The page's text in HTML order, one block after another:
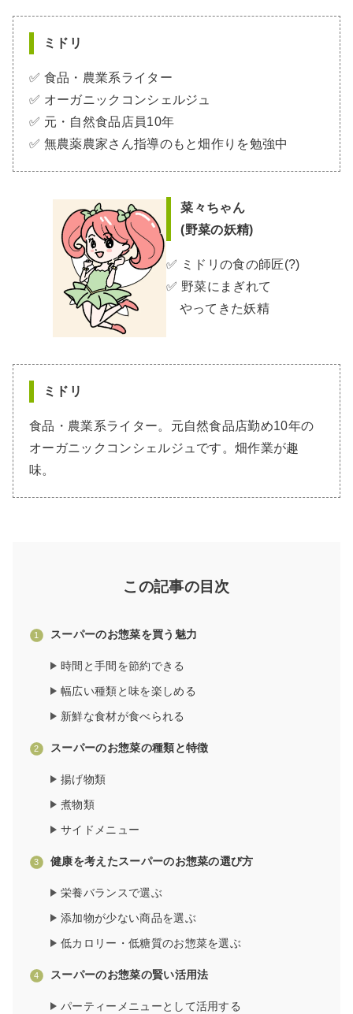
ミドリ
✅ 食品・農業系ライター
✅ オーガニックコンシェルジュ
✅ 元・自然食品店員10年
✅ 無農薬農家さん指導のもと畑作りを勉強中
菜々ちゃん
(野菜の妖精)
✅ ミドリの食の師匠(?)
✅ 野菜にまぎれて
やってきた妖精
ミドリ
食品・農業系ライター。元自然食品店勤め10年の
オーガニックコンシェルジュです。畑作業が趣
味。
この記事の目次
スーパーのお惣菜を買う魅力
時間と手間を節約できる
幅広い種類と味を楽しめる
新鮮な食材が食べられる
スーパーのお惣菜の種類と特徴
揚げ物類
煮物類
サイドメニュー
健康を考えたスーパーのお惣菜の選び方
栄養バランスで選ぶ
添加物が少ない商品を選ぶ
低カロリー・低糖質のお惣菜を選ぶ
スーパーのお惣菜の賢い活用法
パーティーメニューとして活用する